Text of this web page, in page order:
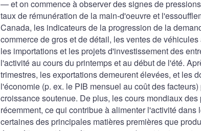
— et on commence à observer des signes de
taux de rémunération de la main-d'oeuvre et
Canada, les indicateurs de la progression de la
commerce de gros et de détail, les ventes de
les importations et les projets d'investissement des
l'activité au cours du printemps et au début de l'été.
trimestres, les exportations demeurent élevées, et les
l'économie (p. ex. le PIB mensuel au coût des
croissance soutenue. De plus, les cours mondiaux
récemment, ce qui contribue à alimenter l'activité
certaines des principales matières premières que